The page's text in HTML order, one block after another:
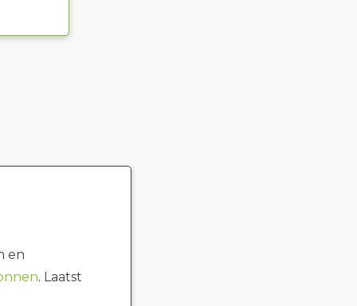
en
. Laatst